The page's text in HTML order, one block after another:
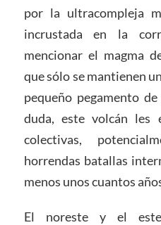
por la ultracompleja
incrustada en la
mencionar el magma
que sólo se mantienen
pequeño pegamento
duda, este volcán les
colectivas,
horrendas batallas
menos unos cuantos
El noreste y el